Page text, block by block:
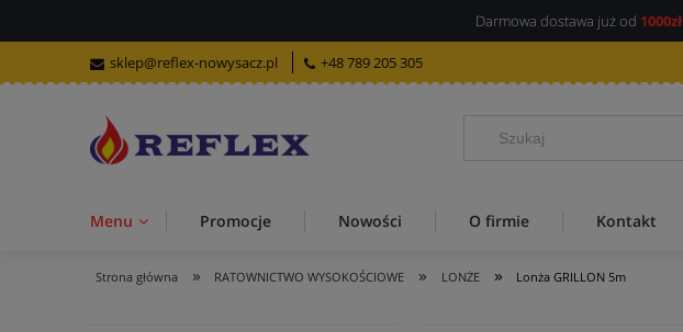
Darmowa dostawa już od 1000zł
sklep@reflex-nowysacz.pl +48 789 205 305
Menu Promocje Nowości O firmie Kontakt
Strona główna » RATOWNICTWO WYSOKOŚCIOWE » LONŻE » Lonża GRILLON 5m